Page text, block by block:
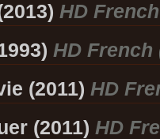
HD
HD French
(2011) HD
(2011) HD